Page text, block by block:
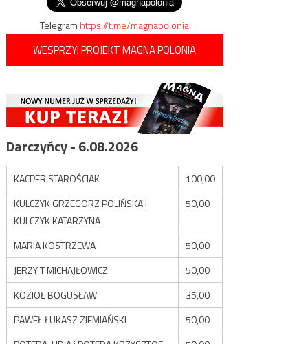
Telegramhttps://t.me/magnapolonia
WESPRZYJ PROJEKT MAGNA POLONIA
Darczyńcy - 6.08.2026
KACPER STAROŚCIAK
100,00
KULCZYK GRZEGORZ POLIŃSKA i
KULCZYK KATARZYNA
50,00
MARIA KOSTRZEWA
50,00
JERZY T MICHAJŁOWICZ
50,00
KOZIOŁ BOGUSŁAW
35,00
PAWEŁ ŁUKASZ ZIEMIAŃSKI
50,00